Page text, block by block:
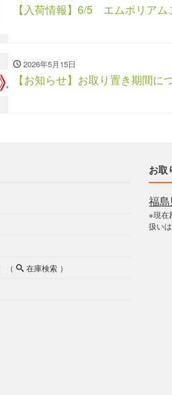
【入荷情報】6/5 エムポリア
2026年5月15日
【お知らせ】お取り置き期間に
（
在庫検索 ）
お取
福
※現在
扱い